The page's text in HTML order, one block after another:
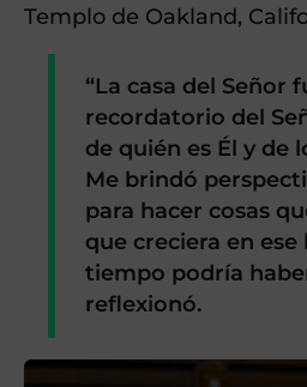
Templo de Oakland,
“La casa del Señor
recordatorio del
de quién es Él y de
Me brindó
para hacer cosas
que creciera en ese
tiempo podría
reflexionó.